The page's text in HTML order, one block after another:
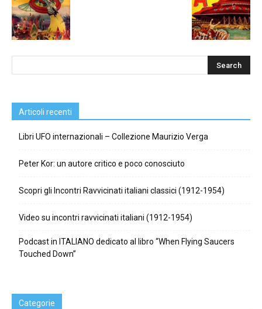
Articoli recenti
Libri UFO internazionali – Collezione Maurizio Verga
Peter Kor: un autore critico e poco conosciuto
Scopri gli Incontri Ravvicinati italiani classici (1912-1954)
Video su incontri ravvicinati italiani (1912-1954)
Podcast in ITALIANO dedicato al libro “When Flying Saucers
Touched Down”
Categorie